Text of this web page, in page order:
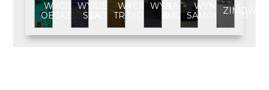
WYCIECZKA
OBJAZDOWA
WYCIECZKA
SZKOLNA
WYCIECZKA
TRZYDNIOWA
WYNAJEM
BUSA
WYNAJEM
SAMOCHODU